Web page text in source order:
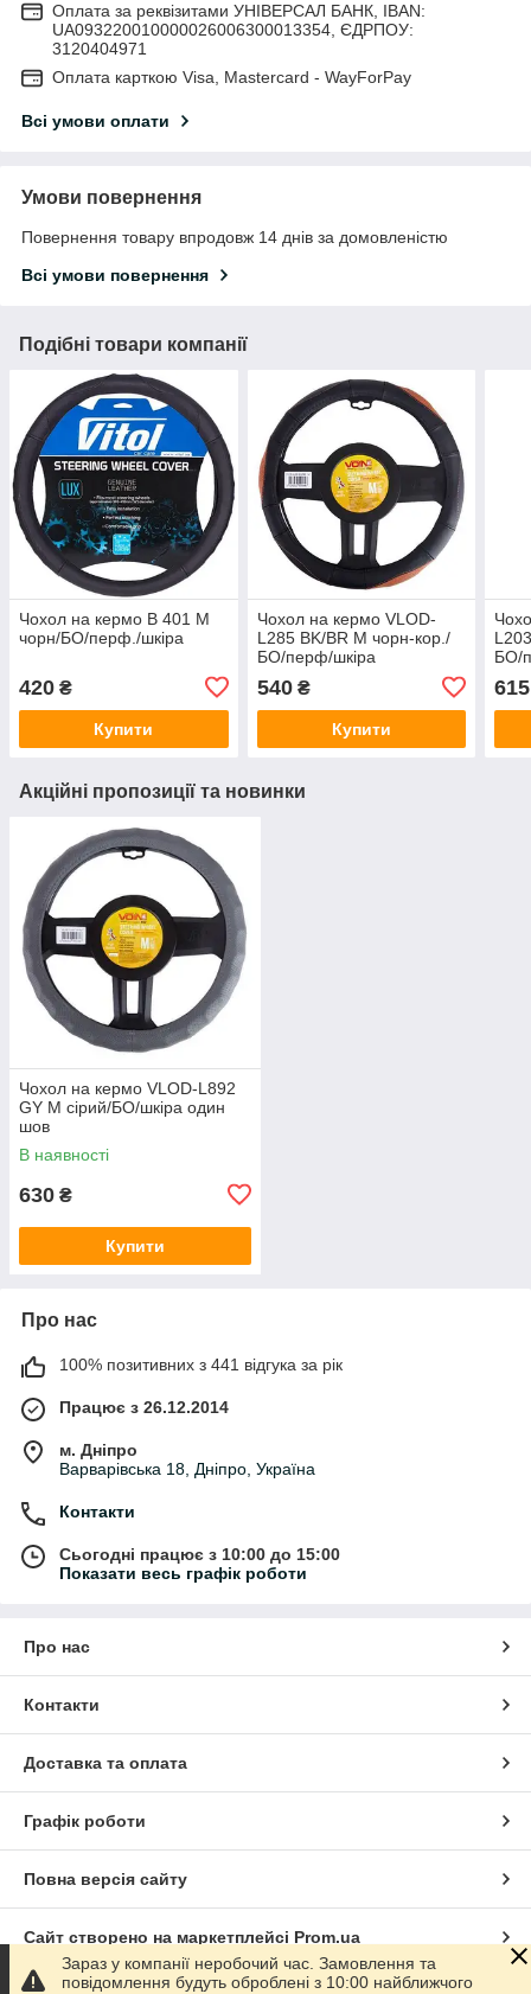
Оплата за реквізитами УНІВЕРСАЛ БАНК, IBAN:
UA093220010000026006300013354, ЄДРПОУ:
3120404971
Оплата карткою Visa, Mastercard - WayForPay
Всі умови оплати
Умови повернення
Повернення товару впродовж 14 днів за домовленістю
Всі умови повернення
Подібні товари компанії
Чохол на кермо B 401 M
чорн/БО/перф./шкіра
420 ₴
Купити
Чохол на кермо VLOD-
L285 BK/BR M чорн-кор./
БО/перф/шкіра
540₴
Купити
БО/
615
Акційні пропозиції та новинки
Чохол на кермо VLOD-L892
GY M сірий/БО/шкіра один
шов
В наявності
630 ₴
Купити
Про нас
100% позитивних з 441 відгука за рік
Працює з 26.12.2014
м. Дніпро
Варварівська 18, Дніпро, Україна
Контакти
Сьогодні працює з 10:00 до 15:00
Показати весь графік роботи
Про нас
Контакти
Доставка та оплата
Графік роботи
Повна версія сайту
Сайт створено на маркетплейсі Prom.ua
Зараз у компанії неробочий час. Замовлення та
повідомлення будуть оброблені з 10:00 найближчого